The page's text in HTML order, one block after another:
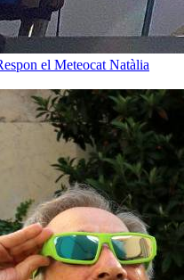
el Meteocat Natàlia